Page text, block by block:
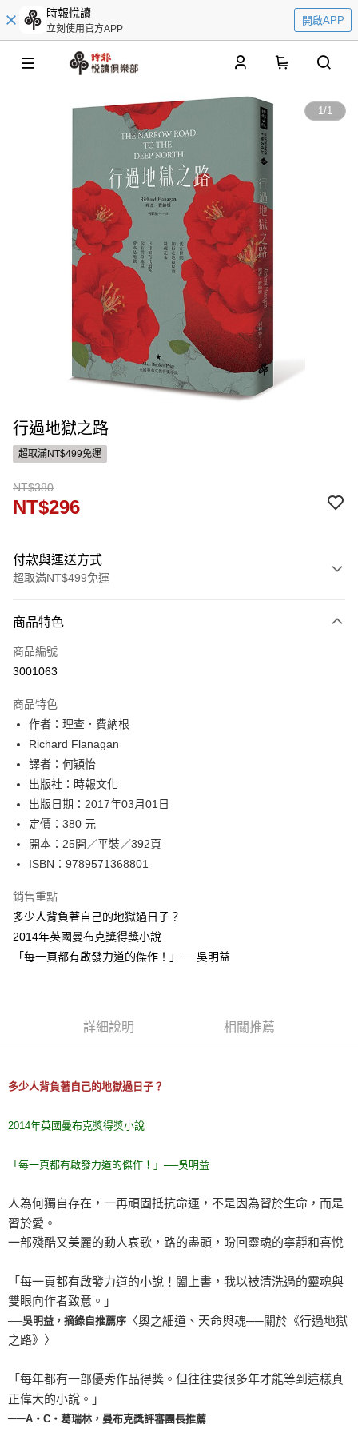
時報悅讀
立刻使用官方APP
開啟APP
1/1
行過地獄之路
超取滿NT$499免運
NT$380
NT$296
付款與運送方式
超取滿NT$499免運
信用卡一次付款
ATM付款
運送方式
付款後全家取貨
每筆NT$60，滿NT$499(含以上)免運費
付款後7-11取貨
每筆NT$60，滿NT$499(含以上)免運費
宅配
每筆NT$100，滿NT$499(含以上)免運費
商品特色
商品編號
3001063
商品特色
作者：理查．費納根
Richard Flanagan
譯者：何穎怡
出版社：時報文化
出版日期：2017年03月01日
定價：380 元
開本：25開／平裝／392頁
ISBN：9789571368801
銷售重點
多少人背負著自己的地獄過日子？
2014年英國曼布克獎得獎小說
「每一頁都有啟發力道的傑作！」──吳明益
詳細說明 相關推薦
多少人背負著自己的地獄過日子？
2014年英國曼布克獎得獎小說
「每一頁都有啟發力道的傑作！」──吳明益
人為何獨自存在，一再頑固抵抗命運，不是因為習於生命，而是
習於愛。
一部殘酷又美麗的動人哀歌，路的盡頭，盼回靈魂的寧靜和喜悅
「每一頁都有啟發力道的小說！闔上書，我以被清洗過的靈魂與
雙眼向作者致意。」
──吳明益，摘錄自推薦序 〈奧之細道、天命與魂──關於《行過地獄
之路》〉
「每年都有一部優秀作品得獎。但往往要很多年才能等到這樣真
正偉大的小說。」
──A‧C‧葛瑞林，曼布克獎評審團長推薦